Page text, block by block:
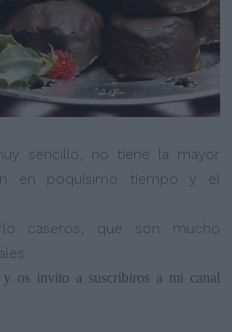
sencillo, no tiene la mayor
en poquísimo tiempo y el
caseros, que son mucho
os invito a suscribiros a mi canal